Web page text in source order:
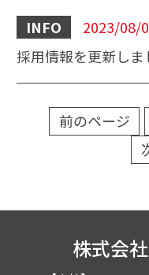
INFO
2023/08/
採用情報を更新しま
前のページ
株式会